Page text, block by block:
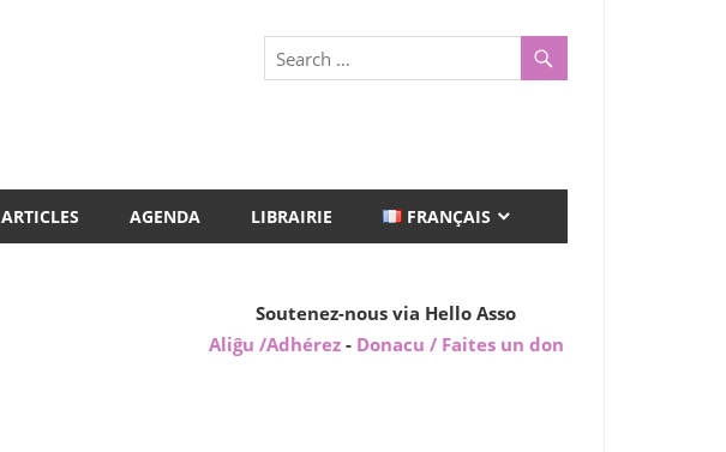
ARTICLES AGENDA LIBRAIRIE FRANÇAIS
Soutenez-nous via Hello Asso
Aliĝu /Adhérez - Donacu / Faites un don